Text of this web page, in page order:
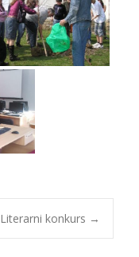
Literarni konkurs →